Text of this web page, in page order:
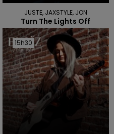
JUSTE, JAXSTYLE, JON
Turn The Lights Off
15h30
15h30